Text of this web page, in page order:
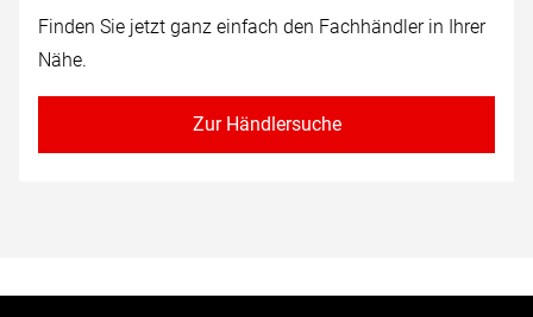
Finden Sie jetzt ganz einfach den Fachhändler in Ihrer
Nähe.
Zur Händlersuche